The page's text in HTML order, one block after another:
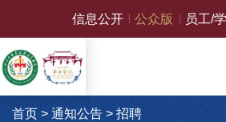
信息公开 公众版 员工/
首页 > 通知公告> 招聘